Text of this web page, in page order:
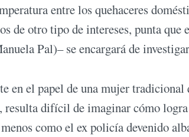
entre los quehaceres
de otro tipo de intereses, punta que
Pal)– se encargará de
en el papel de una mujer tradicional
difícil de imaginar cómo
como el ex policía devenido